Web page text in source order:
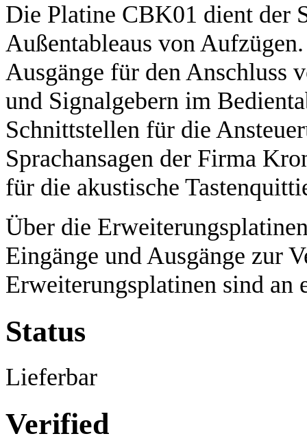
Die Platine CBK01 dient der
Außentableaus von
Ausgänge für den Anschluss
und Signalgebern im
Schnittstellen für die
Sprachansagen der Firma
für die akustische
Über die
Eingänge und Ausgänge zur
Erweiterungsplatinen sind an
Status
Lieferbar
Verified